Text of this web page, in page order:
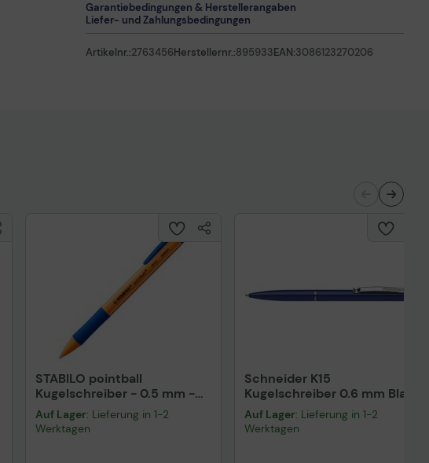
Garantiebedingungen & Herstellerangaben
Liefer- und Zahlungsbedingungen
Artikelnr.:2763456Herstellernr.:895933EAN:3086123270206
STABILO pointball
Kugelschreiber - 0.5 mm -
blau
Auf Lager: Lieferung in 1-2
Werktagen
Schneider K15
Kugelschreiber 0.6 mm Blau
Auf Lager: Lieferung in 1-2
Werktagen